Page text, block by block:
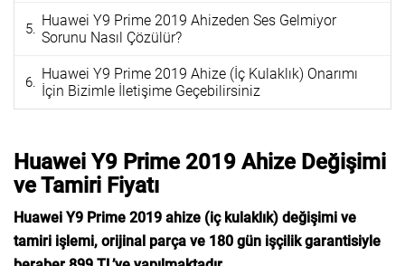
Huawei Y9 Prime 2019 Ahizeden Ses Gelmiyor
Sorunu Nasıl Çözülür?
Huawei Y9 Prime 2019 Ahize (İç Kulaklık) Onarımı
İçin Bizimle İletişime Geçebilirsiniz
Huawei Y9 Prime 2019 Ahize Değişimi
ve Tamiri Fiyatı
Huawei Y9 Prime 2019 ahize (iç kulaklık) değişimi ve
tamiri işlemi, orijinal parça ve 180 gün işçilik garantisiyle